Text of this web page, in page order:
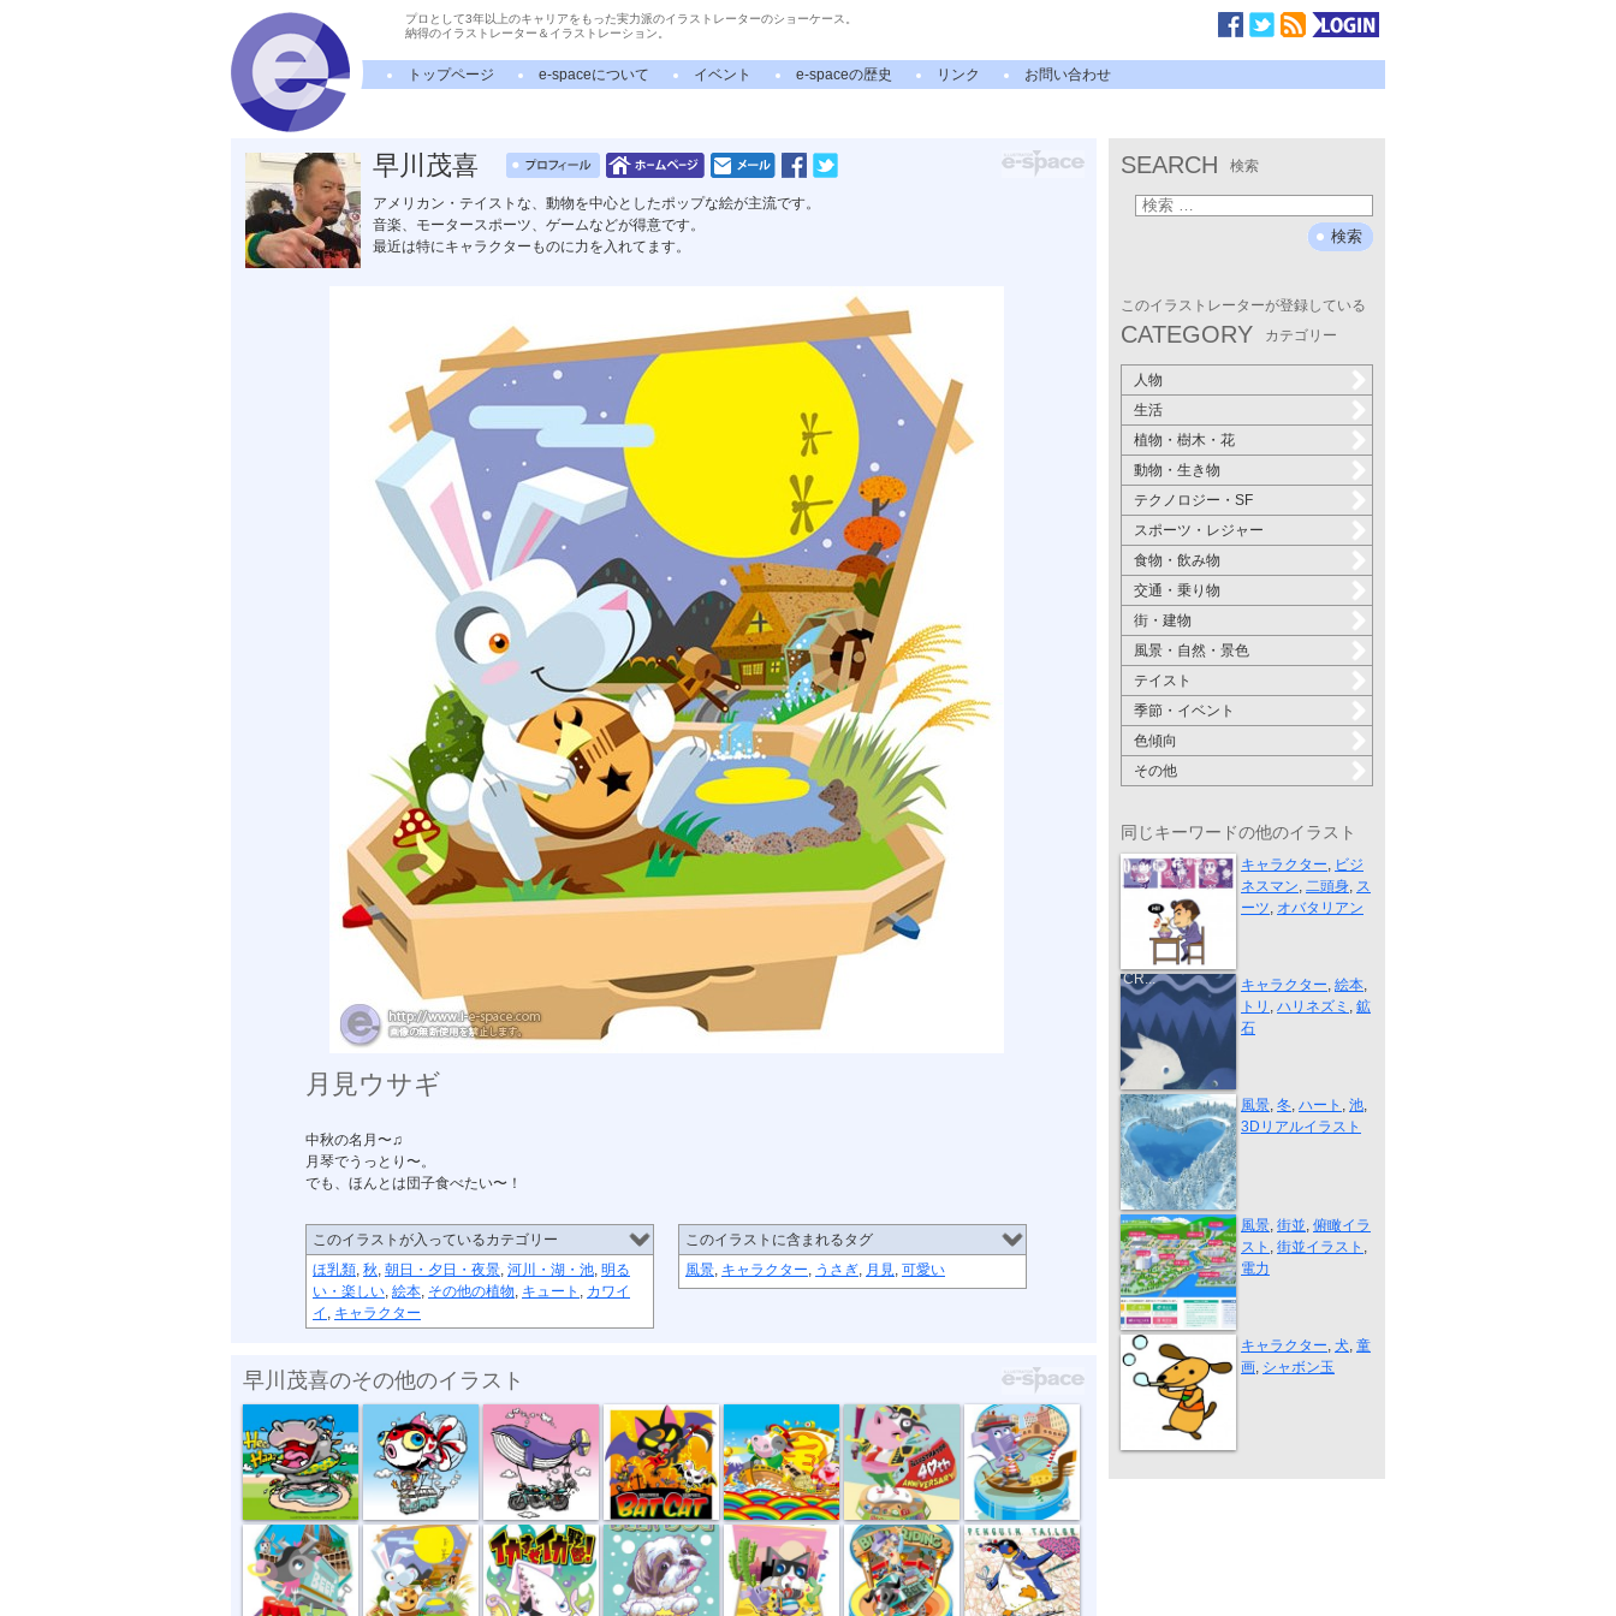
プロとして3年以上のキャリアをもった実力派のイラストレーターのショーケース。
納得のイラストレーター＆イラストレーション。
トップページ e-spaceについて イベント e-spaceの歴史 リンク お問い合わせ
早川茂喜
アメリカン・テイストな、動物を中心としたポップな絵が主流です。
音楽、モータースポーツ、ゲームなどが得意です。
最近は特にキャラクターものに力を入れてます。
月見ウサギ
中秋の名月〜♫
月琴でうっとり〜。
でも、ほんとは団子食べたい〜！
このイラストが入っているカテゴリー
ほ乳類, 秋, 朝日・夕日・夜景, 河川・湖・池, 明る
い・楽しい, 絵本, その他の植物, キュート , カワイ
イ , キャラクター
このイラストに含まれるタグ
風景, キャラクター, うさぎ, 月見, 可愛い
早川茂喜のその他のイラスト
カバプール 空飛ぶ金魚２ 空飛ぶクジラ-2 ネズミ舟乗り
コンビーフ・... 月見ウサギ イカすぜイカ... BEER DOG CAT & RAT コンビーフ・... ペンギン・テ...
SEARCH 検索
このイラストレーターが登録している
CATEGORY カテゴリー
人物
生活
植物・樹木・花
動物・生き物
テクノロジー・SF
スポーツ・レジャー
食物・飲み物
交通・乗り物
街・建物
風景・自然・景色
テイスト
季節・イベント
色傾向
その他
同じキーワードの他のイラスト
小さい目の人...
キャラクター, ビジ
ネスマン, 二頭身, ス
ーツ, オバタリアン
AUTHENTIC
CR...
キャラクター, 絵本,
トリ , ハリネズミ , 鉱
石
冬のハート池
風景, 冬, ハート , 池,
3Dリアルイラスト
街並イラスト...
風景, 街並, 俯瞰イラ
スト , 街並イラスト ,
電力
シャボン玉
キャラクター, 犬, 童
画, シャボン玉